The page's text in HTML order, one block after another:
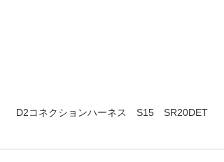
D2コネクションハーネス　S15　SR20DET